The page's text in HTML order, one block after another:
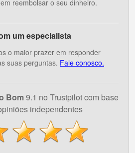
reembolsar o seu dinheiro.
um especialista
o maior prazer em responder
suas perguntas. Fale conosco.
Bom9.1 no Trustpilot com base
independentes